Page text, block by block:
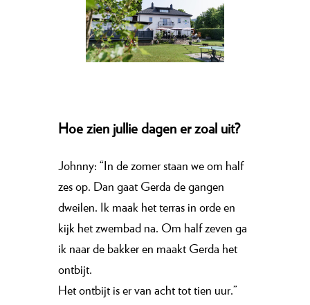
Hoe zien jullie dagen er zoal uit?
Johnny: “In de zomer staan we om half
zes op. Dan gaat Gerda de gangen
dweilen. Ik maak het terras in orde en
kijk het zwembad na. Om half zeven ga
ik naar de bakker en maakt Gerda het
ontbijt.
Het ontbijt is er van acht tot tien uur.”